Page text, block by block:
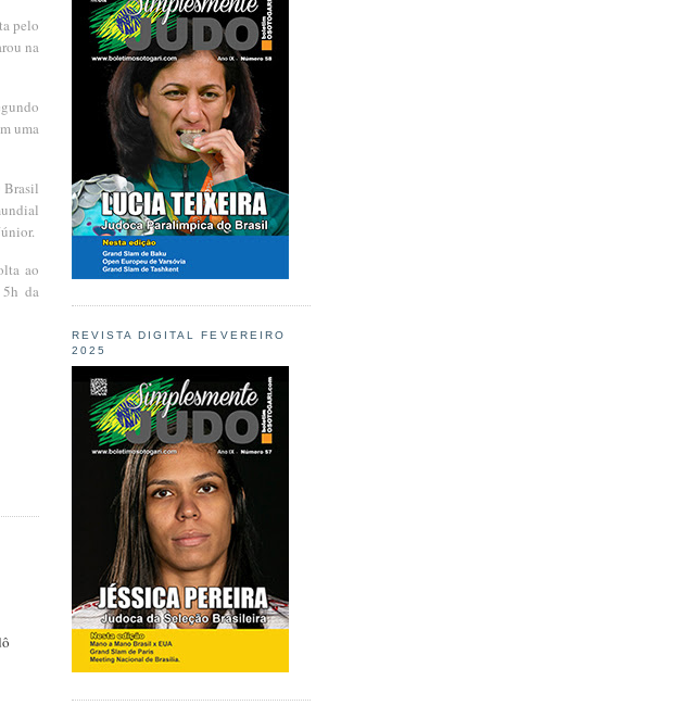
pelo
na
uma
Brasil
ao
da
REVISTA DIGITAL FEVEREIRO
2025